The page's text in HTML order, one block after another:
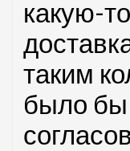
какую-
таким
было бы